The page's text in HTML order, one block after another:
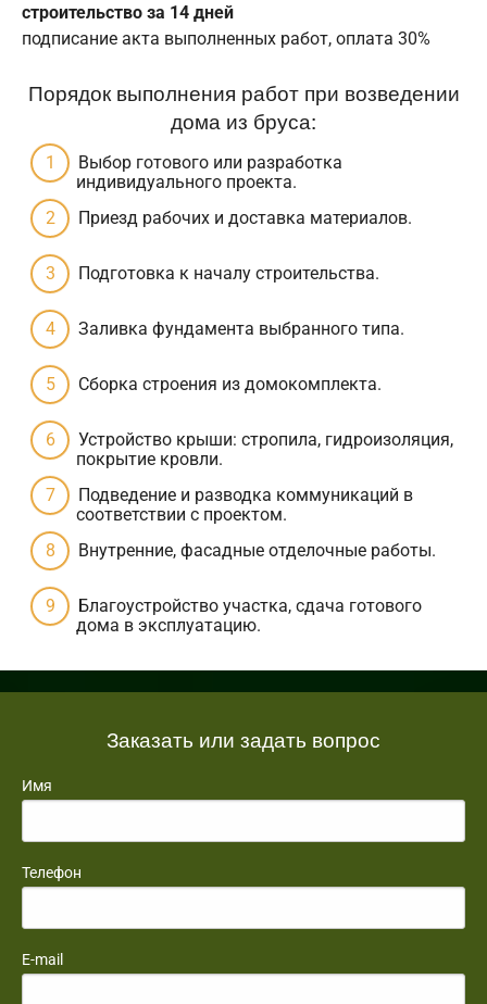
строительство за 14 дней
подписание акта выполненных работ, оплата 30%
Порядок выполнения работ при возведении
дома из бруса:
Выбор готового или разработка
индивидуального проекта.
Приезд рабочих и доставка материалов.
Подготовка к началу строительства.
Заливка фундамента выбранного типа.
Сборка строения из домокомплекта.
Устройство крыши: стропила, гидроизоляция,
покрытие кровли.
Подведение и разводка коммуникаций в
соответствии с проектом.
Внутренние, фасадные отделочные работы.
Благоустройство участка, сдача готового
дома в эксплуатацию.
Заказать или задать вопрос
Имя
Телефон
E-mail